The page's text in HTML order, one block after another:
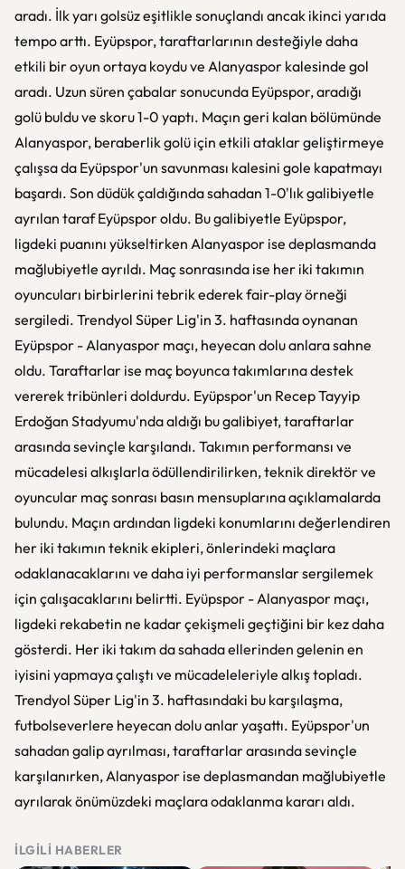
aradı. İlk yarı golsüz eşitlikle sonuçlandı ancak ikinci yarıda
tempo arttı. Eyüpspor, taraftarlarının desteğiyle daha
etkili bir oyun ortaya koydu ve Alanyaspor kalesinde gol
aradı. Uzun süren çabalar sonucunda Eyüpspor, aradığı
golü buldu ve skoru 1-0 yaptı. Maçın geri kalan bölümünde
Alanyaspor, beraberlik golü için etkili ataklar geliştirmeye
çalışsa da Eyüpspor'un savunması kalesini gole kapatmayı
başardı. Son düdük çaldığında sahadan 1-0'lık galibiyetle
ayrılan taraf Eyüpspor oldu. Bu galibiyetle Eyüpspor,
ligdeki puanını yükseltirken Alanyaspor ise deplasmanda
mağlubiyetle ayrıldı. Maç sonrasında ise her iki takımın
oyuncuları birbirlerini tebrik ederek fair-play örneği
sergiledi. Trendyol Süper Lig'in 3. haftasında oynanan
Eyüpspor - Alanyaspor maçı, heyecan dolu anlara sahne
oldu. Taraftarlar ise maç boyunca takımlarına destek
vererek tribünleri doldurdu. Eyüpspor'un Recep Tayyip
Erdoğan Stadyumu'nda aldığı bu galibiyet, taraftarlar
arasında sevinçle karşılandı. Takımın performansı ve
mücadelesi alkışlarla ödüllendirilirken, teknik direktör ve
oyuncular maç sonrası basın mensuplarına açıklamalarda
bulundu. Maçın ardından ligdeki konumlarını değerlendiren
her iki takımın teknik ekipleri, önlerindeki maçlara
odaklanacaklarını ve daha iyi performanslar sergilemek
için çalışacaklarını belirtti. Eyüpspor - Alanyaspor maçı,
ligdeki rekabetin ne kadar çekişmeli geçtiğini bir kez daha
gösterdi. Her iki takım da sahada ellerinden gelenin en
iyisini yapmaya çalıştı ve mücadeleleriyle alkış topladı.
Trendyol Süper Lig'in 3. haftasındaki bu karşılaşma,
futbolseverlere heyecan dolu anlar yaşattı. Eyüpspor'un
sahadan galip ayrılması, taraftarlar arasında sevinçle
karşılanırken, Alanyaspor ise deplasmandan mağlubiyetle
ayrılarak önümüzdeki maçlara odaklanma kararı aldı.
İLGILI HABERLER